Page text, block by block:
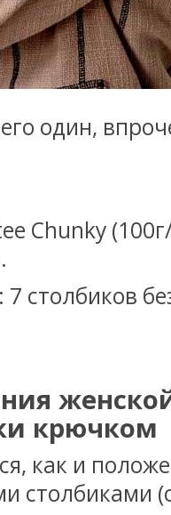
один,
Chunky
7 столбиков
крючком
как и
столбиками